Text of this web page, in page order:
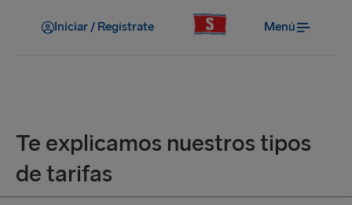
Iniciar / Regístrate Menú
Te explicamos nuestros tipos
de tarifas